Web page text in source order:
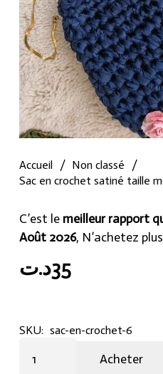
Accueil / Non classé
/
Sac en crochet satiné taille
C’est le meilleur rapport
Août 2026, N’achetez
35د.ت
SKU: sac-en-crochet-6
Acheter